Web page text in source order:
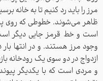
مرز را باید رد کنیم تا به خانه
ظاهر می‌شوند. خطوطی که روی
است و خط قرمز جایی دیگر
وجود مرز هستند. و در انتها
ازدواج در دو سوی یک رودخانه
و مردی است که با یکدیگر